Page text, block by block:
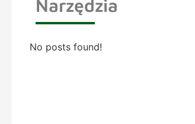
Narzędzia
No posts found!